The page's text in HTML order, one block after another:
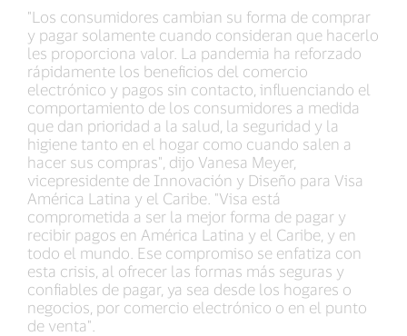
"Los consumidores cambian su forma de comprar
y pagar solamente cuando consideran que hacerlo
les proporciona valor. La pandemia ha reforzado
rápidamente los beneficios del comercio
electrónico y pagos sin contacto, influenciando el
comportamiento de los consumidores a medida
que dan prioridad a la salud, la seguridad y la
higiene tanto en el hogar como cuando salen a
hacer sus compras", dijo Vanesa Meyer,
vicepresidente de Innovación y Diseño para Visa
América Latina y el Caribe. "Visa está
comprometida a ser la mejor forma de pagar y
recibir pagos en América Latina y el Caribe, y en
todo el mundo. Ese compromiso se enfatiza con
esta crisis, al ofrecer las formas más seguras y
confiables de pagar, ya sea desde los hogares o
negocios, por comercio electrónico o en el punto
de venta".